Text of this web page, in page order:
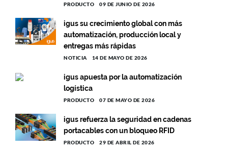
PRODUCTO 09 DE JUNIO DE 2026
igus su crecimiento global con más
automatización, producción local y
entregas más rápidas
NOTICIA 14 DE MAYO DE 2026
igus apuesta por la automatización
logística
PRODUCTO 07 DE MAYO DE 2026
igus refuerza la seguridad en cadenas
portacables con un bloqueo RFID
PRODUCTO 29 DE ABRIL DE 2026